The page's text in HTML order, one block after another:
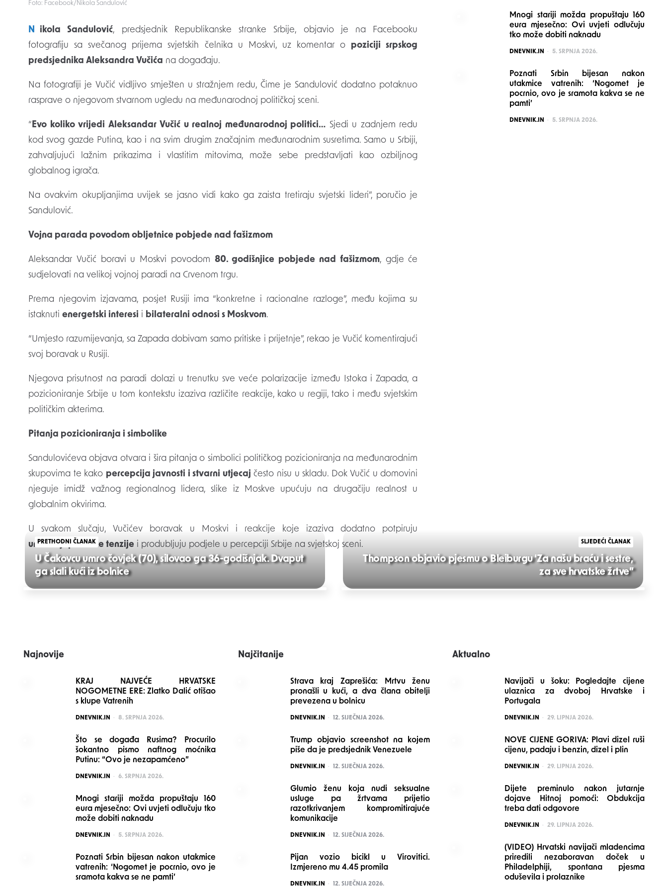
Foto: Facebook/Nikola Sandulović
Nikola Sandulović, predsjednik Republikanske stranke Srbije, objavio je na Facebooku
fotografiju sa svečanog prijema svjetskih čelnika u Moskvi, uz komentar o poziciji srpskog
predsjednika Aleksandra Vučića na događaju.
Na fotografiji je Vučić vidljivo smješten u stražnjem redu, Čime je Sandulović dodatno potaknuo
rasprave o njegovom stvarnom ugledu na međunarodnoj političkoj sceni.
“Evo koliko vrijedi Aleksandar Vučić u realnoj međunarodnoj politici… Sjedi u zadnjem redu
kod svog gazde Putina, kao i na svim drugim značajnim međunarodnim susretima. Samo u Srbiji,
zahvaljujući lažnim prikazima i vlastitim mitovima, može sebe predstavljati kao ozbiljnog
globalnog igrača.
Na ovakvim okupljanjima uvijek se jasno vidi kako ga zaista tretiraju svjetski lideri”, poručio je
Sandulović.
Vojna parada povodom obljetnice pobjede nad fašizmom
Aleksandar Vučić boravi u Moskvi povodom 80. godišnjice pobjede nad fašizmom, gdje će
sudjelovati na velikoj vojnoj paradi na Crvenom trgu.
Prema njegovim izjavama, posjet Rusiji ima “konkretne i racionalne razloge”, među kojima su
istaknuti energetski interesi i bilateralni odnosi s Moskvom.
“Umjesto razumijevanja, sa Zapada dobivam samo pritiske i prijetnje”, rekao je Vučić komentirajući
svoj boravak u Rusiji.
Njegova prisutnost na paradi dolazi u trenutku sve veće polarizacije između Istoka i Zapada, a
pozicioniranje Srbije u tom kontekstu izaziva različite reakcije, kako u regiji, tako i među svjetskim
političkim akterima.
Pitanja pozicioniranja i simbolike
Sandulovićeva objava otvara i šira pitanja o simbolici političkog pozicioniranja na međunarodnim
skupovima te kako percepcija javnosti i stvarni utjecaj često nisu u skladu. Dok Vučić u domovini
njeguje imidž važnog regionalnog lidera, slike iz Moskve upućuju na drugačiju realnost u
globalnim okvirima.
U svakom slučaju, Vučićev boravak u Moskvi i reakcije koje izaziva dodatno potpiruju
unutarnjopolitičke tenzije i produbljuju podjele u percepciji Srbije na svjetskoj sceni.
Post
PRETHODNI ČLANAK
U Čakovcu umro čovjek (70), silovao ga 36-godišnjak. Dvaput
ga slali kući iz bolnice
SLJEDEĆI ČLANAK
Thompson objavio pjesmu o Bleiburgu ‘Za našu braću i sestre,
za sve hrvatske žrtve”
Mnogi stariji možda propuštaju 160
eura mjesečno: Ovi uvjeti odlučuju
tko može dobiti naknadu
POSTED
DNEVNIK.IN 5. SRPNJA 2026.
Poznati Srbin bijesan nakon
utakmice vatrenih: ‘Nogomet je
pocrnio, ovo je sramota kakva se ne
pamti’
POSTED
DNEVNIK.IN 5. SRPNJA 2026.
Najnovije
KRAJ NAJVEĆE HRVATSKE
NOGOMETNE ERE: Zlatko Dalić otišao
s klupe Vatrenih
POSTED
DNEVNIK.IN 8. SRPNJA 2026.
Što se događa Rusima? Procurilo
šokantno pismo naftnog moćnika
Putinu: “Ovo je nezapamćeno”
POSTED
DNEVNIK.IN 6. SRPNJA 2026.
Mnogi stariji možda propuštaju 160
eura mjesečno: Ovi uvjeti odlučuju tko
može dobiti naknadu
POSTED
DNEVNIK.IN 5. SRPNJA 2026.
Poznati Srbin bijesan nakon utakmice
vatrenih: ‘Nogomet je pocrnio, ovo je
sramota kakva se ne pamti’
Najčitanije
Strava kraj Zaprešića: Mrtvu ženu
pronašli u kući, a dva člana obitelji
prevezena u bolnicu
POSTED
DNEVNIK.IN 12. SIJEČNJA 2026.
Trump objavio screenshot na kojem
piše da je predsjednik Venezuele
POSTED
DNEVNIK.IN 12. SIJEČNJA 2026.
Glumio ženu koja nudi seksualne
usluge pa žrtvama prijetio
razotkrivanjem kompromitirajuće
komunikacije
POSTED
DNEVNIK.IN 12. SIJEČNJA 2026.
Pijan vozio bicikl u Virovitici.
Izmjereno mu 4.45 promila
POSTED
DNEVNIK.IN 12. SIJEČNJA 2026.
Aktualno
Navijači u šoku: Pogledajte cijene
ulaznica za dvoboj Hrvatske i
Portugala
POSTED
DNEVNIK.IN 29. LIPNJA 2026.
NOVE CIJENE GORIVA: Plavi dizel ruši
cijenu, padaju i benzin, dizel i plin
POSTED
DNEVNIK.IN 29. LIPNJA 2026.
Dijete preminulo nakon jutarnje
dojave Hitnoj pomoći: Obdukcija
treba dati odgovore
POSTED
DNEVNIK.IN 29. LIPNJA 2026.
(VIDEO) Hrvatski navijači mladencima
priredili nezaboravan doček u
Philadelphiji, spontana pjesma
oduševila i prolaznike